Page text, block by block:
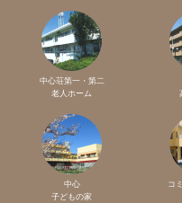
中心荘第一・第二
老人ホーム
中心
子どもの家
コ